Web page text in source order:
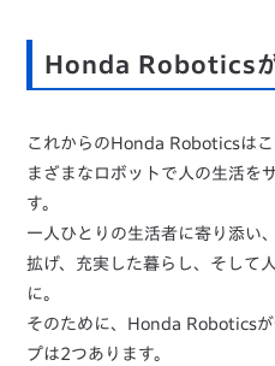
Honda Robotics
これからのHonda Roboticsは
まざまなロボットで人の生活を
す。
一人ひとりの生活者に寄り添い
拡げ、充実した暮らし、そして
に。
そのために、Honda Robotics
プは2つあります。